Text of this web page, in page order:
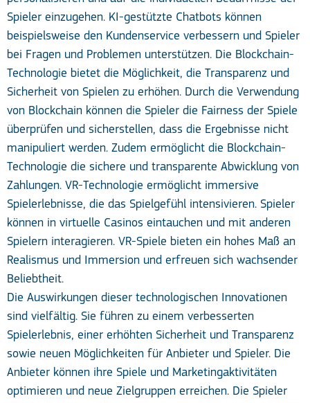
Spieler einzugehen. KI-gestützte Chatbots können
beispielsweise den Kundenservice verbessern und Spieler
bei Fragen und Problemen unterstützen. Die Blockchain-
Technologie bietet die Möglichkeit, die Transparenz und
Sicherheit von Spielen zu erhöhen. Durch die Verwendung
von Blockchain können die Spieler die Fairness der Spiele
überprüfen und sicherstellen, dass die Ergebnisse nicht
manipuliert werden. Zudem ermöglicht die Blockchain-
Technologie die sichere und transparente Abwicklung von
Zahlungen. VR-Technologie ermöglicht immersive
Spielerlebnisse, die das Spielgefühl intensivieren. Spieler
können in virtuelle Casinos eintauchen und mit anderen
Spielern interagieren. VR-Spiele bieten ein hohes Maß an
Realismus und Immersion und erfreuen sich wachsender
Beliebtheit.
Die Auswirkungen dieser technologischen Innovationen
sind vielfältig. Sie führen zu einem verbesserten
Spielerlebnis, einer erhöhten Sicherheit und Transparenz
sowie neuen Möglichkeiten für Anbieter und Spieler. Die
Anbieter können ihre Spiele und Marketingaktivitäten
optimieren und neue Zielgruppen erreichen. Die Spieler